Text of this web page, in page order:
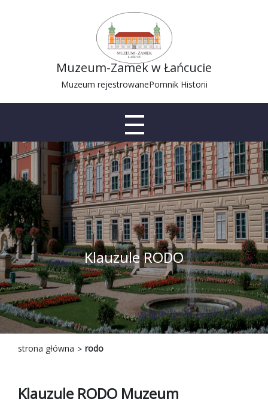
Muzeum-Zamek w Łańcucie
Muzeum rejestrowanePomnik Historii
Klauzule RODO
strona główna rodo
Klauzule RODO Muzeum